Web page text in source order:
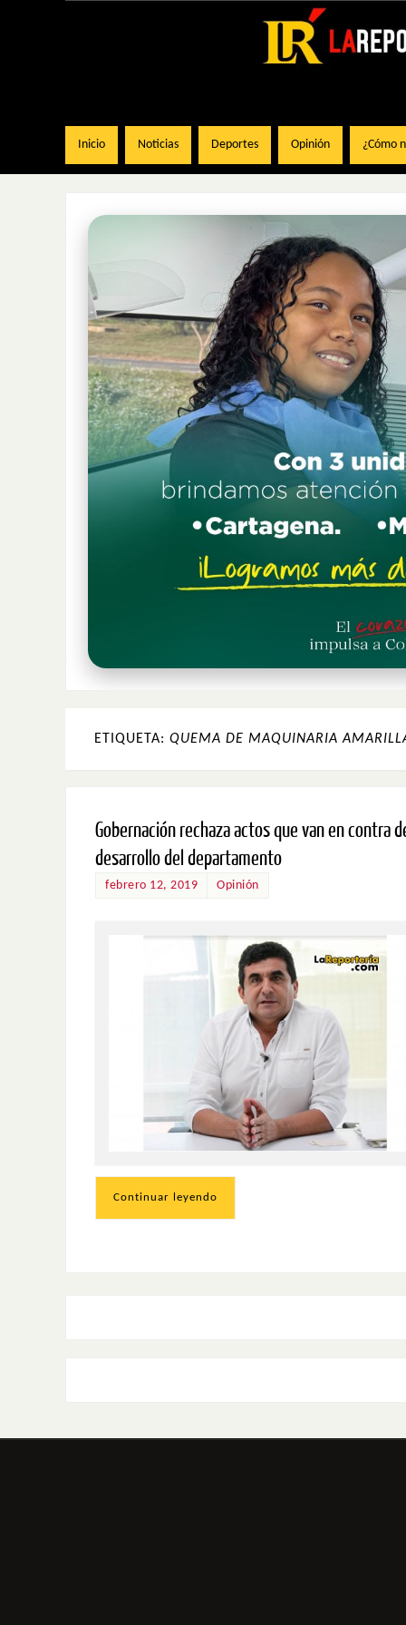
Inicio Noticias Deportes Opinión ¿Cómo
ETIQUETA: QUEMA DE MAQUINARIA
Gobernación rechaza actos que van en contra
desarrollo del departamento
febrero 12, 2019 Opinión
Continuar leyendo